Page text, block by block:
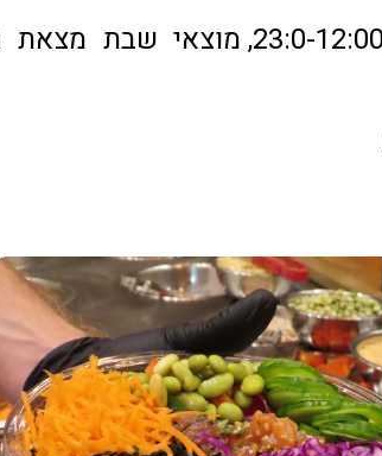
מתי: ראשון-חמישי, 23:0-12:00,